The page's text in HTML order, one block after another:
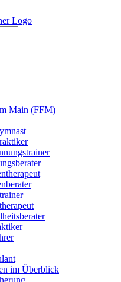
Main (FFM)
im Überblick